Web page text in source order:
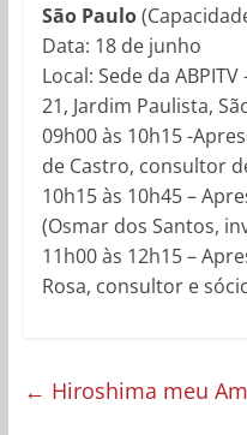
São Paulo
Data: 18 de junho
Local: Sede da
21, Jardim Paulista,
09h00 às 10h15 -
de Castro, consultor
10h15 às 10h45 –
(Osmar dos Santos,
11h00 às 12h15 –
Rosa, consultor e
← Hiroshima meu